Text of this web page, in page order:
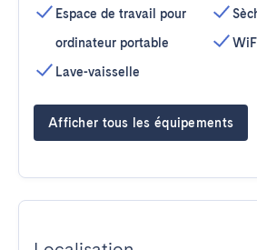
Espace de travail pour
ordinateur portable
Lave-vaisselle
Afficher tous les équipements